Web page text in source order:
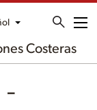
Costeras